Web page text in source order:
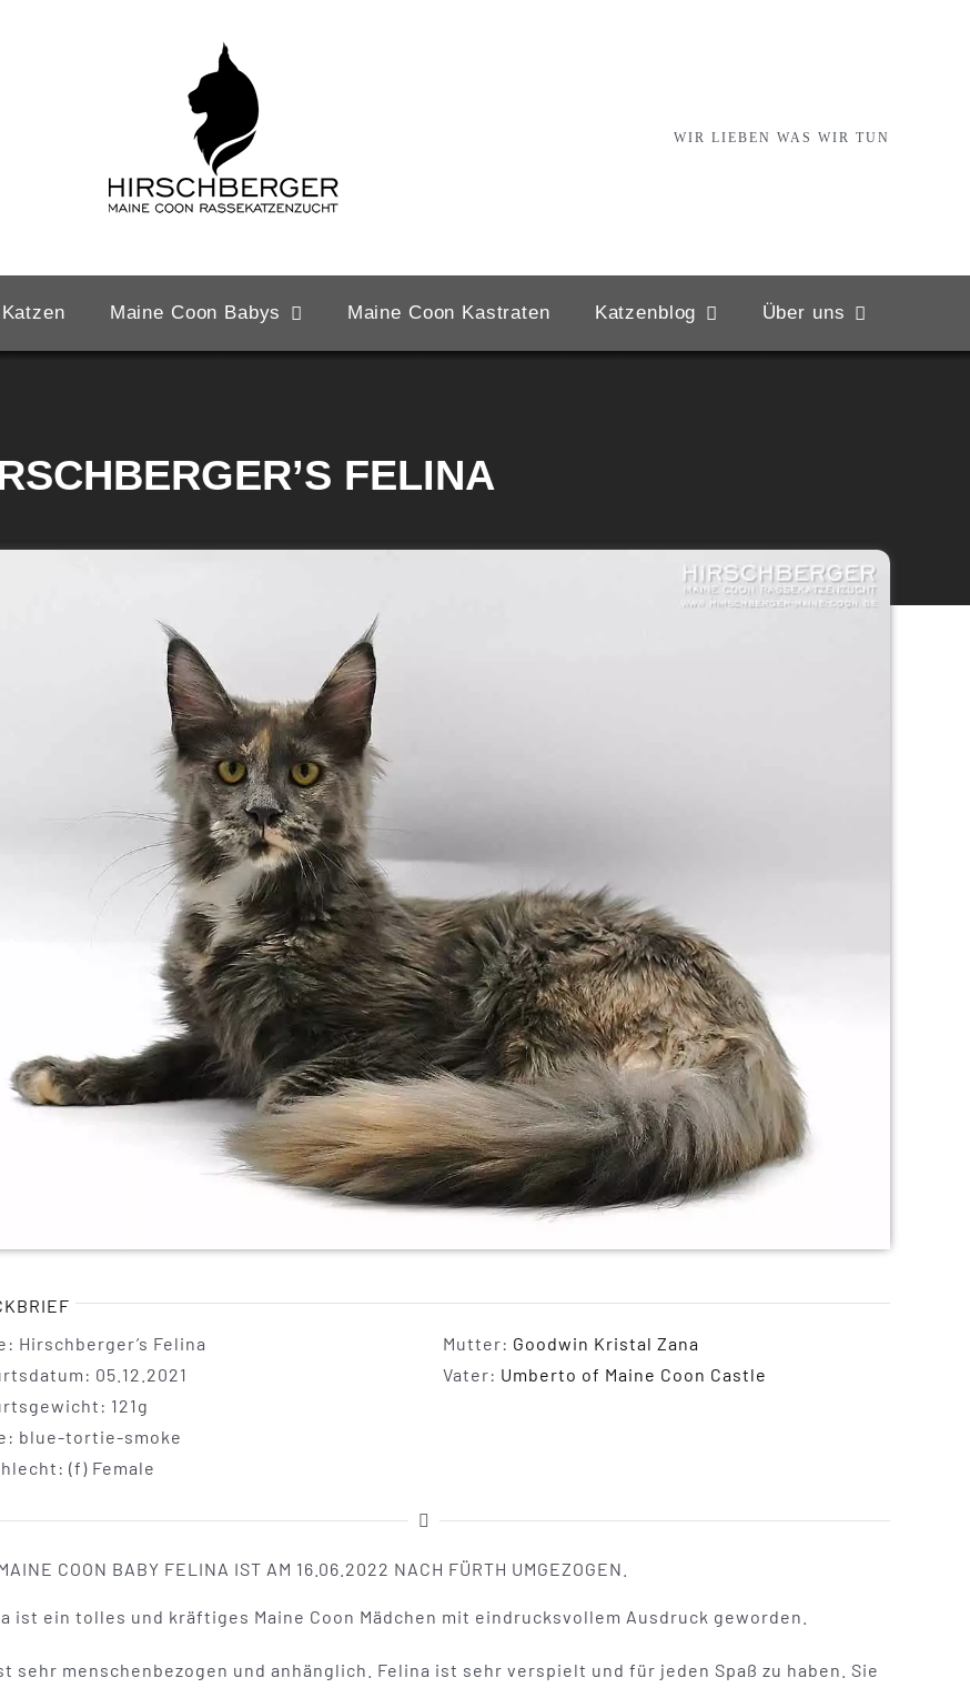
WIR LIEBEN WAS WIR TUN
Maine Coon Babys Maine Coon Kastraten Katzenblog Über uns
FELINA
Hirschberger’s Felina
05.12.2021
121g
blue-tortie-smoke
(f) Female
Mutter: Goodwin Kristal Zana
Vater: Umberto of Maine Coon Castle
COON BABY FELINA IST AM 16.06.2022 NACH FÜRTH UMGEZOGEN.
ist ein tolles und kräftiges Maine Coon Mädchen mit eindrucksvollem Ausdruck geworden.
sehr menschenbezogen und anhänglich. Felina ist sehr verspielt und für jeden Spaß zu haben. Sie